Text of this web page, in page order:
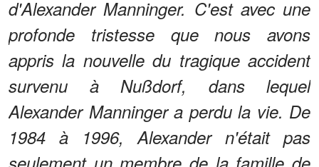
d'Alexander Manninger. C'est avec une
profonde tristesse que nous avons
appris la nouvelle du tragique accident
survenu à Nußdorf, dans lequel
Alexander Manninger a perdu la vie. De
1984 à 1996, Alexander n'était pas